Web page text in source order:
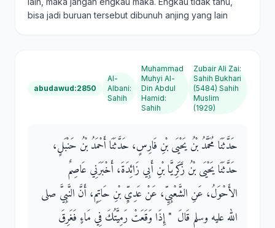
bisa jadi buruan tersebut dibunuh anjing yang lain
abudawud:2850
Al-
Albani:
Sahih
Muhammad
Muhyi Al-
Din Abdul
Hamid:
Sahih
Zubair Ali Zai:
Sahih Bukhari
(5484) Sahih
Muslim
(1929)
حَدَّثَنَا مُحَمَّدُ بْنُ يَحْيَى بْنِ فَارِسٍ، حَدَّثَنَا أَحْمَدُ بْنُ حَنْبَلٍ،
حَدَّثَنَا يَحْيَى بْنُ زَكَرِيَّا بْنِ أَبِي زَائِدَةَ، أَخْبَرَنِي عَاصِمٌ
الأَحْوَلُ، عَنِ الشَّعْبِيِّ، عَنْ عَدِيِّ بْنِ حَاتِمٍ، أَنَّ النَّبِيَّ صلى
الله عليه وسلم قَالَ ‏ "‏ إِذَا وَقَعَتْ رَمِيَّتُكَ فِي مَاءٍ فَغَرِقَ